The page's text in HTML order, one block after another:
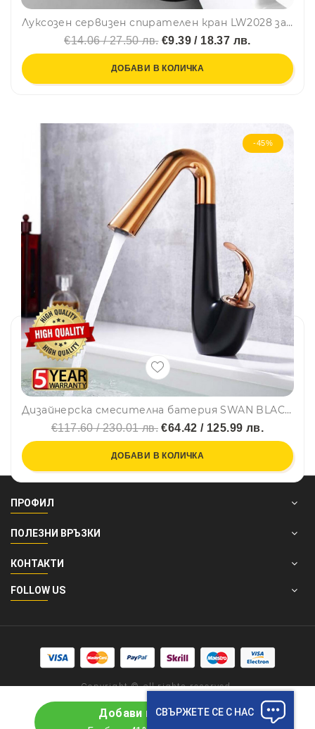
Добави в количката
Луксозен сервизен спирателен кран LW2028 за студена вода - ретро, черен мат
€14.06 / 27.50 лв.€9.39 / 18.37 лв.
ДОБАВИ В КОЛИЧКА
-45%
Дизайнерска смесителна батерия SWAN BLACK BRASS AC1001-1
€117.60 / 230.01 лв. €64.42 / 125.99 лв.
ДОБАВИ В КОЛИЧКА
ПРОФИЛ
ПОЛЕЗНИ ВРЪЗКИ
КОНТАКТИ
FOLLOW US
Copyright © all rights reserved.
СВЪРЖЕТЕ СЕ С НАС